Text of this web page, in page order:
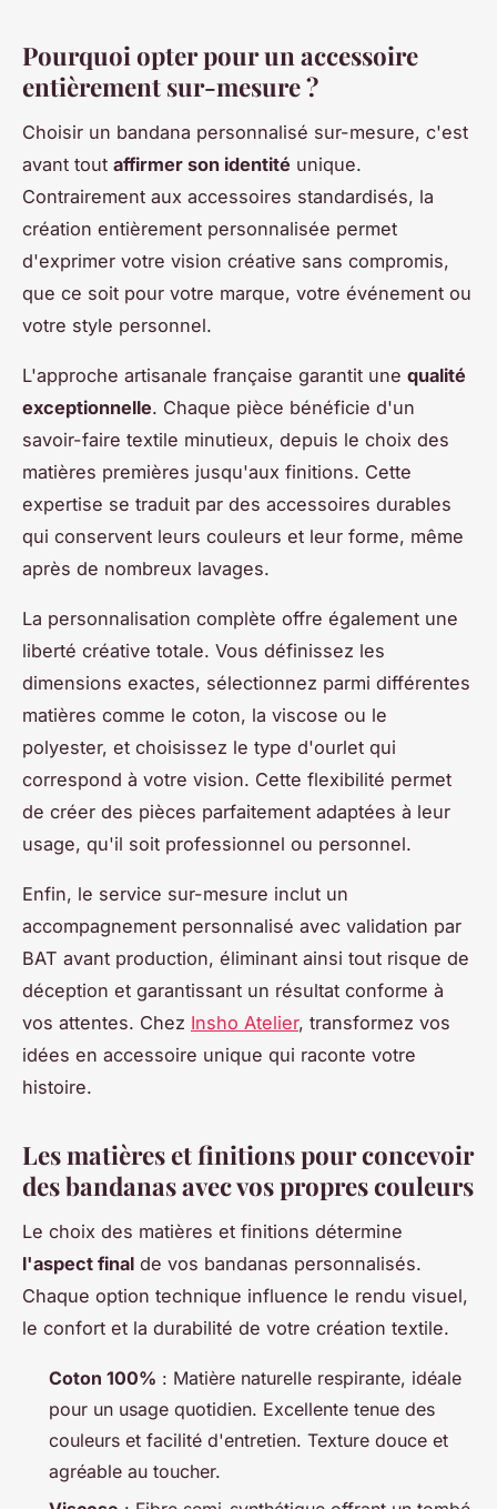
Pourquoi opter pour un accessoire
entièrement sur-mesure ?
Choisir un bandana personnalisé sur-mesure, c'est
avant tout affirmer son identité unique.
Contrairement aux accessoires standardisés, la
création entièrement personnalisée permet
d'exprimer votre vision créative sans compromis,
que ce soit pour votre marque, votre événement ou
votre style personnel.
L'approche artisanale française garantit une qualité
exceptionnelle. Chaque pièce bénéficie d'un
savoir-faire textile minutieux, depuis le choix des
matières premières jusqu'aux finitions. Cette
expertise se traduit par des accessoires durables
qui conservent leurs couleurs et leur forme, même
après de nombreux lavages.
La personnalisation complète offre également une
liberté créative totale. Vous définissez les
dimensions exactes, sélectionnez parmi différentes
matières comme le coton, la viscose ou le
polyester, et choisissez le type d'ourlet qui
correspond à votre vision. Cette flexibilité permet
de créer des pièces parfaitement adaptées à leur
usage, qu'il soit professionnel ou personnel.
Enfin, le service sur-mesure inclut un
accompagnement personnalisé avec validation par
BAT avant production, éliminant ainsi tout risque de
déception et garantissant un résultat conforme à
vos attentes. Chez Insho Atelier, transformez vos
idées en accessoire unique qui raconte votre
histoire.
Les matières et finitions pour concevoir
des bandanas avec vos propres couleurs
Le choix des matières et finitions détermine
l'aspect final de vos bandanas personnalisés.
Chaque option technique influence le rendu visuel,
le confort et la durabilité de votre création textile.
Coton 100% : Matière naturelle respirante, idéale
pour un usage quotidien. Excellente tenue des
couleurs et facilité d'entretien. Texture douce et
agréable au toucher.